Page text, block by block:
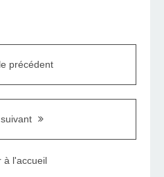
précédent
à l'accueil